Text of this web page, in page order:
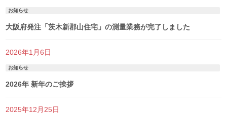
お知らせ
大阪府発注「茨木新郡山住宅」の測量業務が完了しました
2026年1月6日
お知らせ
2026年 新年のご挨拶
2025年12月25日